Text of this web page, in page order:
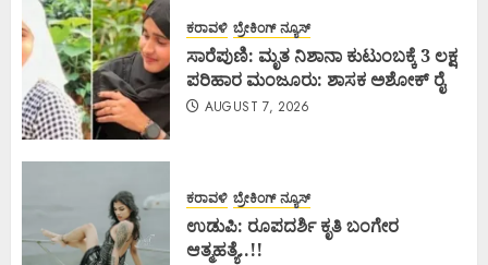
ಕರಾವಳಿ ಬ್ರೇಕಿಂಗ್ ನ್ಯೂಸ್
ಸಾರೆಪುಣಿ: ಮೃತ ನಿಶಾನಾ ಕುಟುಂಬಕ್ಕೆ 3 ಲಕ್ಷ
ಪರಿಹಾರ ಮಂಜೂರು: ಶಾಸಕ ಅಶೋಕ್ ರೈ
AUGUST 7, 2026
ಕರಾವಳಿ ಬ್ರೇಕಿಂಗ್ ನ್ಯೂಸ್
ಉಡುಪಿ: ರೂಪದರ್ಶಿ ಕೃತಿ ಬಂಗೇರ
ಆತ್ಮಹತ್ಯೆ..!!